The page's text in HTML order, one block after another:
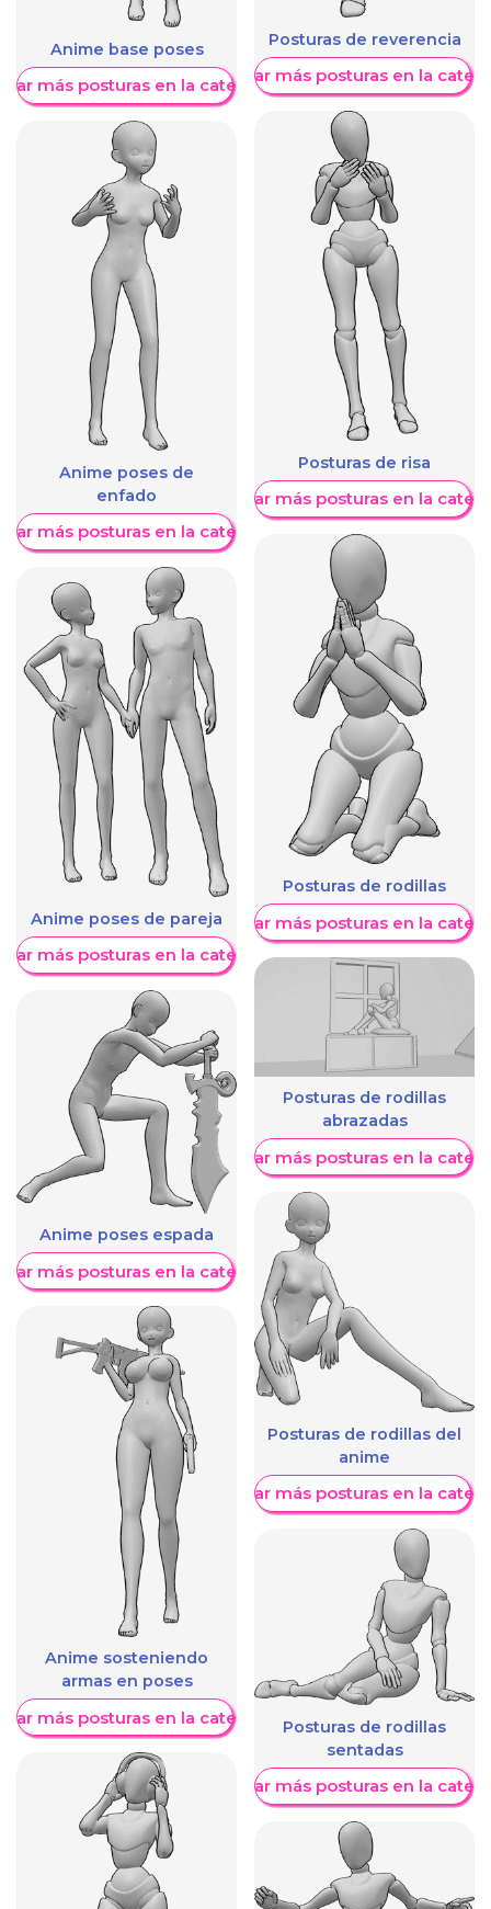
Anime base poses
más posturas en la categoría
Anime poses de
enfado
más posturas en la categoría
Anime poses de pareja
más posturas en la categoría
Anime poses espada
más posturas en la categoría
Anime sosteniendo
armas en poses
más posturas en la categoría
Posturas de reverencia
Mostrar más posturas en la
Posturas de risa
Mostrar más posturas en la
Posturas de rodillas
Mostrar más posturas en la
Posturas de rodillas
abrazadas
Mostrar más posturas en la
Posturas de rodillas del
anime
Mostrar más posturas en la
Posturas de rodillas
sentadas
Mostrar más posturas en la